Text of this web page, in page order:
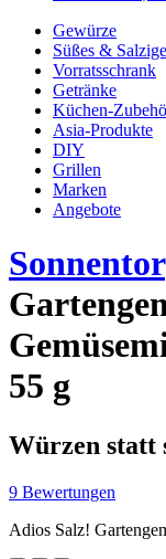
Gewürze
Süßes &
Vorratsschrank
Getränke
Küchen-
Asia-Produkte
DIY
Grillen
Marken
Angebote
Sonnentor
55 g
Würzen statt
9 Bewertungen
Adios Salz!